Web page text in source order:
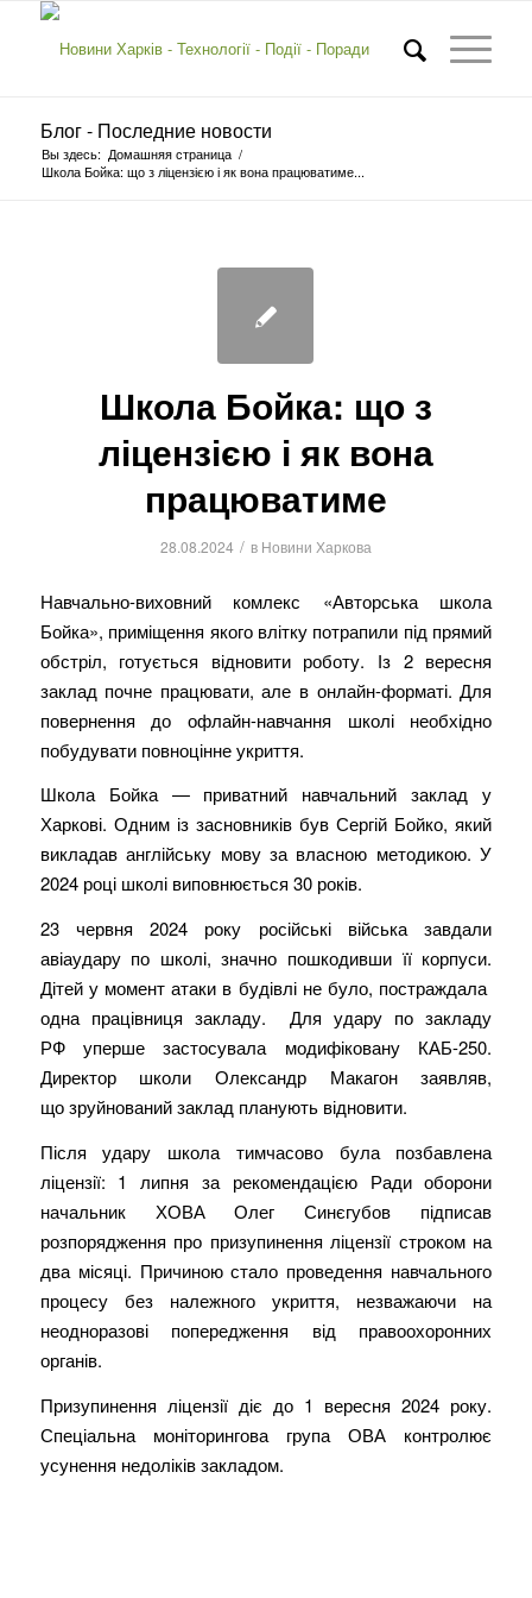
Блог - Последние новости
Вы здесь: Домашняя страница /
Школа Бойка: що з ліцензією і як вона працюватиме...
Школа Бойка: що з
ліцензією і як вона
працюватиме
28.08.2024 / в Новини Харкова
Навчально-виховний комлекс «Авторська школа
Бойка», приміщення якого влітку потрапили під прямий
обстріл, готується відновити роботу. Із 2 вересня
заклад почне працювати, але в онлайн-форматі. Для
повернення до офлайн-навчання школі необхідно
побудувати повноцінне укриття.
Школа Бойка — приватний навчальний заклад у
Харкові. Одним із засновників був Сергій Бойко, який
викладав англійську мову за власною методикою. У
2024 році школі виповнюється 30 років.
23 червня 2024 року російські війська завдали
авіаудару по школі, значно пошкодивши її корпуси.
Дітей у момент атаки в будівлі не було, постраждала
одна працівниця закладу. Для удару по закладу
РФ уперше застосувала модифіковану КАБ-250.
Директор школи Олександр Макагон заявляв,
що зруйнований заклад планують відновити.
Після удару школа тимчасово була позбавлена
ліцензії: 1 липня за рекомендацією Ради оборони
начальник ХОВА Олег Синєгубов підписав
розпорядження про призупинення ліцензії строком на
два місяці. Причиною стало проведення навчального
процесу без належного укриття, незважаючи на
неодноразові попередження від правоохоронних
органів.
Призупинення ліцензії діє до 1 вересня 2024 року.
Спеціальна моніторингова група ОВА контролює
усунення недоліків закладом.